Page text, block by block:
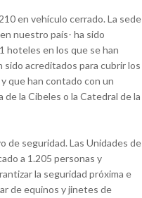
en vehículo cerrado. La sede
nuestro país- ha sido
hoteles en los que se han
acreditados para cubrir los
que han contado con un
la Cibeles o la Catedral de la
de seguridad. Las Unidades de
a 1.205 personas y
la seguridad próxima e
de equinos y jinetes de